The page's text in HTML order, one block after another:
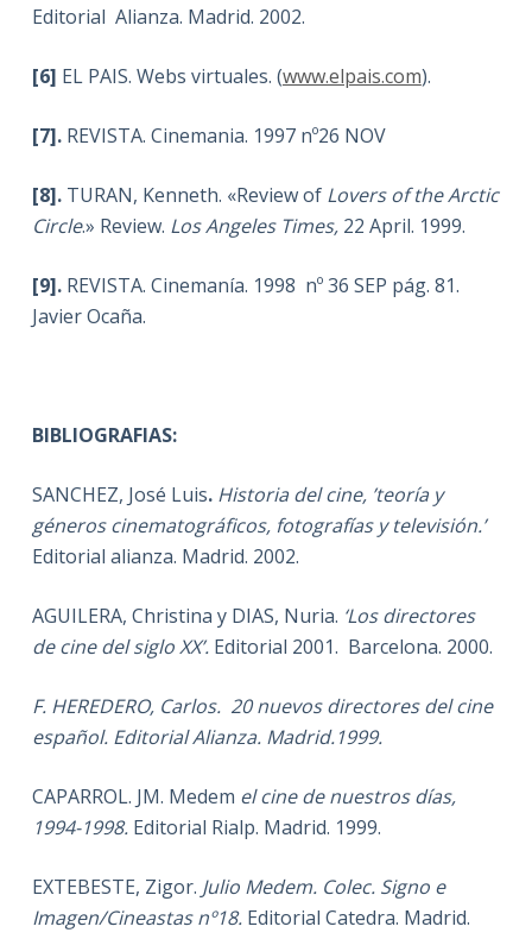
Editorial Alianza. Madrid. 2002.
[6] EL PAIS. Webs virtuales. (www.elpais.com).
[7]. REVISTA. Cinemania. 1997 nº26 NOV
[8]. TURAN, Kenneth. «Review ofLovers of the Arctic
Circle.» Review. Los Angeles Times,22 April. 1999.
[9]. REVISTA. Cinemanía. 1998 nº 36 SEP pág. 81.
Javier Ocaña.
BIBLIOGRAFIAS:
SANCHEZ, José Luis. Historia del cine, ’teoría y
géneros cinematográficos, fotografías y televisión.’
Editorial alianza. Madrid. 2002.
AGUILERA, Christina y DIAS, Nuria. ‘Los directores
de cine del siglo XX’. Editorial 2001. Barcelona. 2000.
F. HEREDERO, Carlos. 20 nuevos directores del cine
español. Editorial Alianza. Madrid.1999.
CAPARROL. JM. Medem el cine de nuestros días,
1994-1998.Editorial Rialp. Madrid. 1999.
EXTEBESTE, Zigor. Julio Medem. Colec. Signo e
Imagen/Cineastas nº18.Editorial Catedra. Madrid.